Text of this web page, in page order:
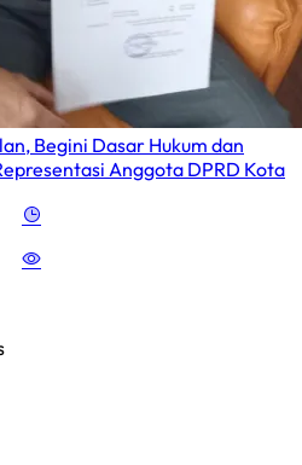
Begini Dasar Hukum dan
Anggota DPRD Kota